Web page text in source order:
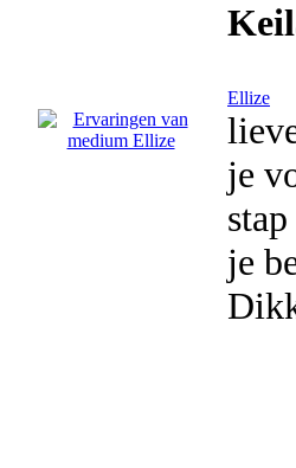
Ellize
je
je